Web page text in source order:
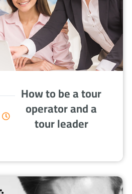
How to be a tour
operator and a
tour leader